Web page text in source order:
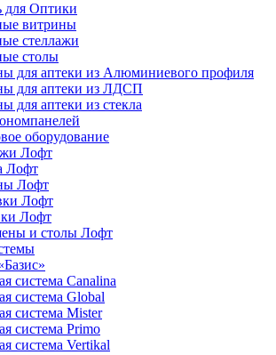
для Оптики
витрины
стеллажи
столы
для аптеки из Алюминиевого профиля
для аптеки из ЛДСП
для аптеки из стекла
оборудование
Лофт
Лофт
Лофт
Лофт
Лофт
и столы Лофт
система Canalina
система Global
система Mister
система Primo
система Vertikal